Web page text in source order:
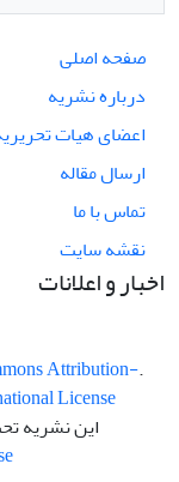
صفحه اصلی
درباره نشریه
اعضای هیات
ارسال مقاله
تماس با ما
نقشه سایت
اخبار و اعلانات
.This work is licensed under a
Attribution-
License
این نشریه